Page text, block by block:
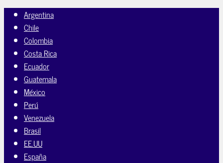
Argentina
Chile
Colombia
Costa Rica
Ecuador
Guatemala
México
Perú
Venezuela
Brasil
EE.UU
España